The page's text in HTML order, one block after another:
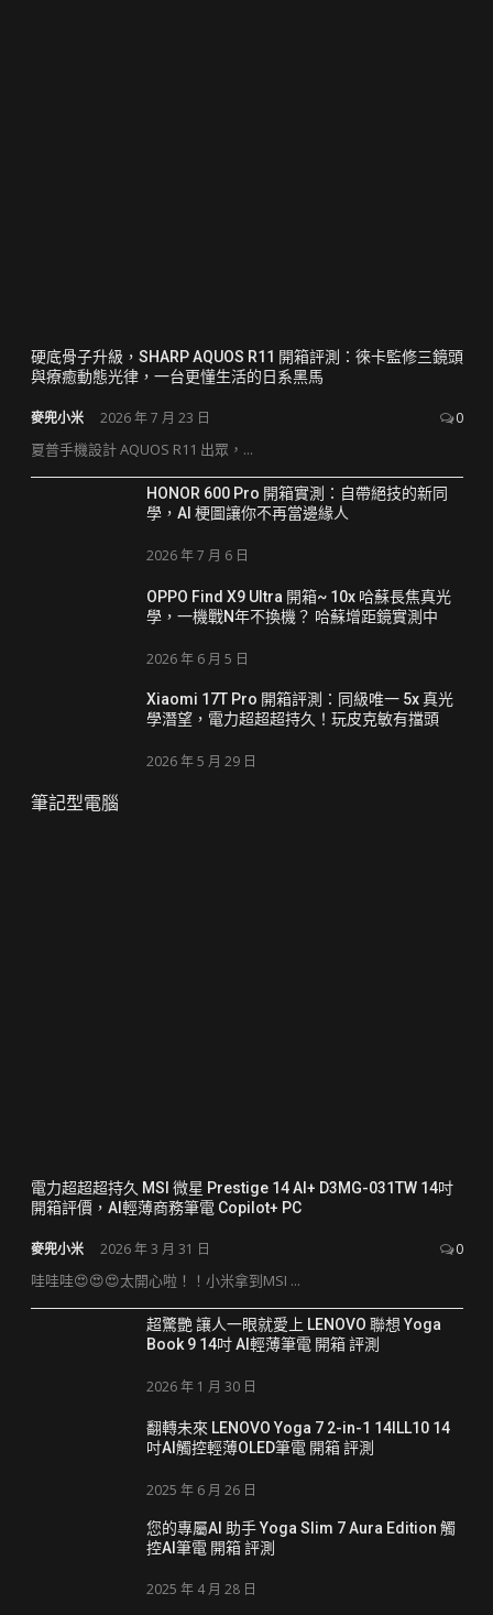
硬底骨子升級，SHARP AQUOS R11 開箱評測：徠卡監修三鏡頭
與療癒動態光律，一台更懂生活的日系黑馬
麥兜小米 2026 年 7 月 23 日 0
夏普手機設計 AQUOS R11 出眾，...
HONOR 600 Pro 開箱實測：自帶絕技的新同
學，AI 梗圖讓你不再當邊緣人
2026 年 7 月 6 日
OPPO Find X9 Ultra 開箱~ 10x 哈蘇長焦真光
學，一機戰N年不換機？ 哈蘇增距鏡實測中
2026 年 6 月 5 日
Xiaomi 17T Pro 開箱評測：同級唯一 5x 真光
學潛望，電力超超超持久！玩皮克敏有擋頭
2026 年 5 月 29 日
筆記型電腦
電力超超超持久 MSI 微星 Prestige 14 AI+ D3MG-031TW 14吋
開箱評價，AI輕薄商務筆電 Copilot+ PC
麥兜小米 2026 年 3 月 31 日 0
哇哇哇😍😍😍太開心啦！！小米拿到MSI ...
超驚艷 讓人一眼就愛上 LENOVO 聯想 Yoga
Book 9 14吋 AI輕薄筆電 開箱 評測
2026 年 1 月 30 日
翻轉未來 LENOVO Yoga 7 2-in-1 14ILL10 14
吋AI觸控輕薄OLED筆電 開箱 評測
2025 年 6 月 26 日
您的專屬AI 助手 Yoga Slim 7 Aura Edition 觸
控AI筆電 開箱 評測
2025 年 4 月 28 日